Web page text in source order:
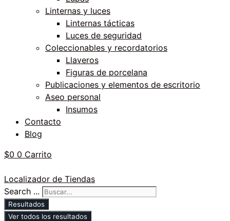
Linternas y luces
Linternas tácticas
Luces de seguridad
Coleccionables y recordatorios
Llaveros
Figuras de porcelana
Publicaciones y elementos de escritorio
Aseo personal
Insumos
Contacto
Blog
$0 0 Carrito
Localizador de Tiendas
Search ...
Resultados
Ver todos los resultados